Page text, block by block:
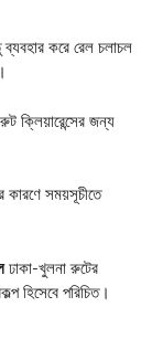
করে রেল চলাচল
ক্লিয়ারেন্সের জন্য
কারণে সময়সূচীতে
ঢাকা-খুলনা রুটের
হিসেবে পরিচিত।